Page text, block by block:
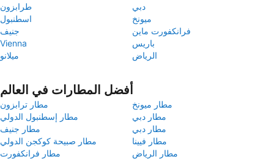
طرابزون
دبي
اسطنبول
ميونخ
جنيف
فرانكفورت ماين
Vienna
باريس
ميلانو
الرياض
أفضل المطارات في العالم
مطار ترابزون
مطار ميونخ
مطار إسطنبول الدولي
مطار دبي
مطار جنيف
مطار دبي
مطار صبيحة كوكجن الدولي
مطار فيينا
مطار فرانكفورت
مطار الرياض